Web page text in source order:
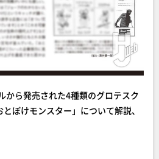
ら発売された4種類のグロテスク
ぼけモンスター」について解説、